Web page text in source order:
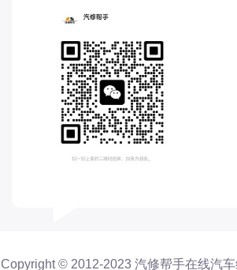
菲亚特
飞凡
飞碟
G
GMC
Hyper 昊铂
Copyright © 2012-2023 汽修帮手在线汽